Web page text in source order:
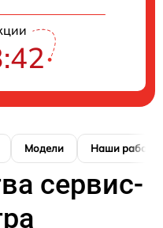
Модели Наши работы
сервис-